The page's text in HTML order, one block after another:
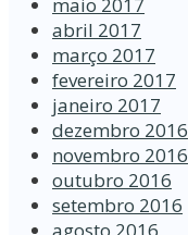
maio 2017
abril 2017
março 2017
fevereiro 2017
janeiro 2017
dezembro 2016
novembro 2016
outubro 2016
setembro 2016